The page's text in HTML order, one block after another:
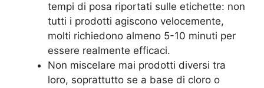
tempi di posa riportati sulle etichette: non
tutti i prodotti agiscono velocemente,
molti richiedono almeno 5-10 minuti per
essere realmente efficaci.
Non miscelare mai prodotti diversi tra
loro, soprattutto se a base di cloro o